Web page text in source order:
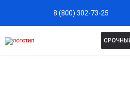
8 (800) 302-73-25